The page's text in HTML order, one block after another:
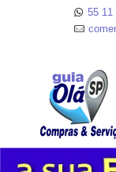
55 11